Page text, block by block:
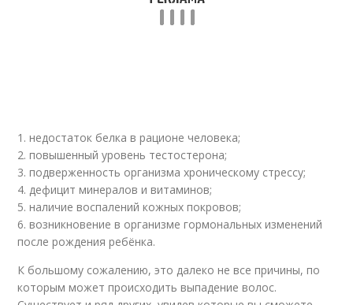
1. недостаток белка в рационе человека;
2. повышенный уровень тестостерона;
3. подверженность организма хроническому стрессу;
4. дефицит минералов и витаминов;
5. наличие воспалений кожных покровов;
6. возникновение в организме гормональных изменений
после рождения ребёнка.
К большому сожалению, это далеко не все причины, по
которым может происходить выпадение волос.